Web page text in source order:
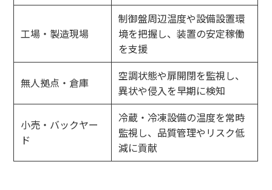
工場・製造現場
制御盤周辺温度や設備設置環
境を把握し、装置の安定稼働
を支援
無人拠点・倉庫
空調状態や扉開閉を監視し、
異状や侵入を早期に検知
小売・バックヤー
ド
冷蔵・冷凍設備の温度を常時
監視し、品質管理やリスク低
減に貢献